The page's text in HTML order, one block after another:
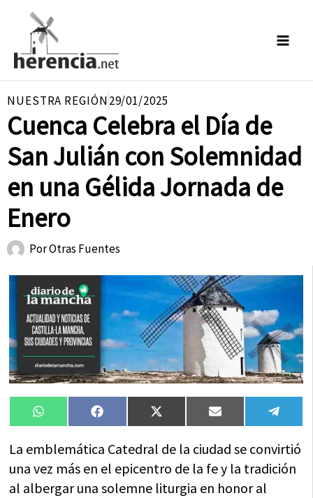
contenido
NUESTRA REGIÓN29/01/2025
Cuenca Celebra el Día de
San Julián con Solemnidad
en una Gélida Jornada de
Enero
PorOtras Fuentes
Compartir
en
WhatsAppCompartir
en
FacebookCompartir
en
X
(Twitter)
Compartir
en
Email
en
La emblemática Catedral de la ciudad se convirtió
una vez más en el epicentro de la fe y la tradición
al albergar una solemne liturgia en honor al